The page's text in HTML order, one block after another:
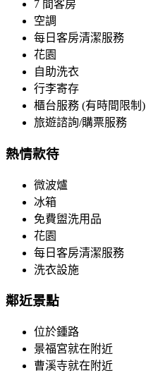
7 間客房
空調
每日客房清潔服務
花園
自助洗衣
行李寄存
櫃台服務 (有時間限制)
旅遊諮詢/購票服務
熱情款待
微波爐
冰箱
免費盥洗用品
花園
每日客房清潔服務
洗衣設施
鄰近景點
位於鍾路
景福宮就在附近
曹溪寺就在附近